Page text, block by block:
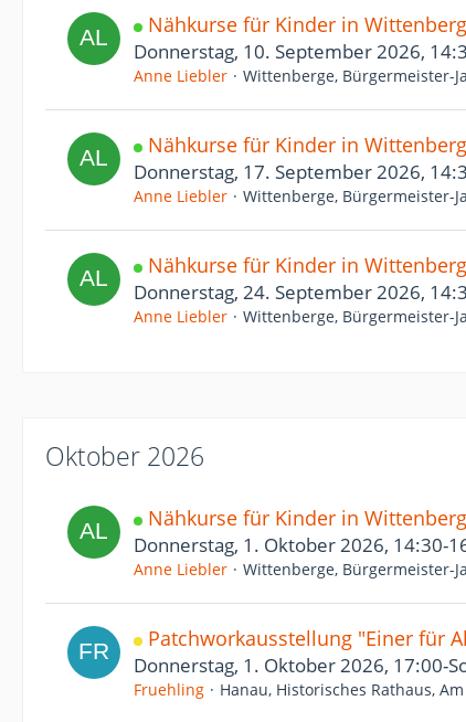
Nähkurse für Kinder in
Donnerstag, 10. September 2026,
Anne Liebler Wittenberge, Bürgermeister-
Nähkurse für Kinder in
Donnerstag, 17. September 2026,
Anne Liebler Wittenberge, Bürgermeister-
Nähkurse für Kinder in
Donnerstag, 24. September 2026,
Anne Liebler Wittenberge, Bürgermeister-
Oktober 2026
Nähkurse für Kinder in
Donnerstag, 1. Oktober 2026, 14:30-
Anne Liebler Wittenberge, Bürgermeister-
Patchworkausstellung "Einer für
Donnerstag, 1. Oktober 2026, 17:00-
Fruehling Hanau, Historisches Rathaus,